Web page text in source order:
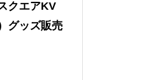
クエアKV
グッズ販売